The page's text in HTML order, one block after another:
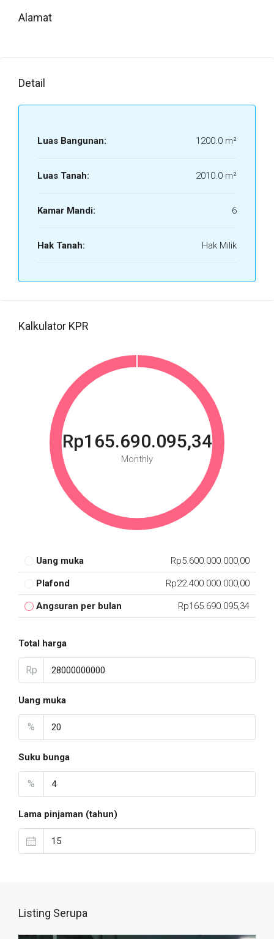
Alamat
Detail
Luas Bangunan: 1200.0 m²
Luas Tanah: 2010.0 m²
Kamar Mandi: 6
Hak Tanah: Hak Milik
Kalkulator KPR
Rp165.690.095,34
Monthly
Uang muka Rp5.600.000.000,00
Plafond Rp22.400.000.000,00
Angsuran per bulan Rp165.690.095,34
Total harga
Rp
Uang muka
%
Suku bunga
%
Lama pinjaman (tahun)
Listing Serupa